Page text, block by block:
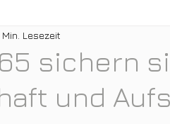
sichern
und
Min. Lesezeit